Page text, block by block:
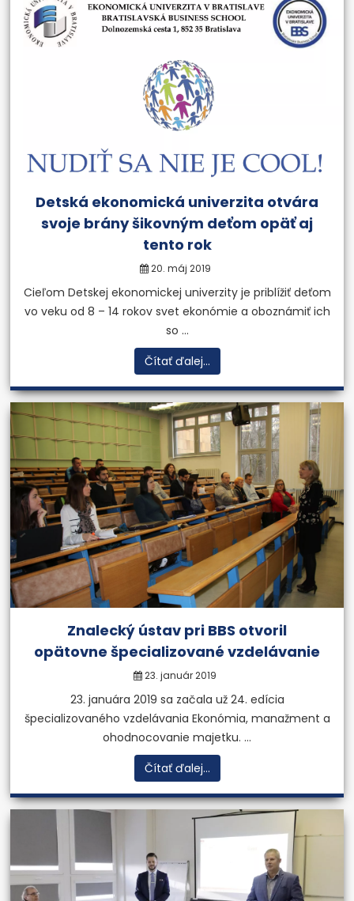
Detská ekonomická univerzita otvára
svoje brány šikovným deťom opäť aj
tento rok
20. máj 2019
Cieľom Detskej ekonomickej univerzity je priblížiť deťom
vo veku od 8 – 14 rokov svet ekonómie a oboznámiť ich
so ...
Čítať ďalej...
Znalecký ústav pri BBS otvoril
opätovne špecializované vzdelávanie
23. január 2019
23. januára 2019 sa začala už 24. edícia
špecializovaného vzdelávania Ekonómia, manažment a
ohodnocovanie majetku. ...
Čítať ďalej...